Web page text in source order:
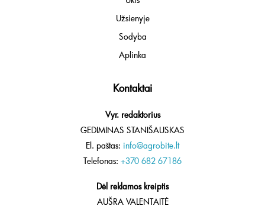
Užsienyje
Sodyba
Aplinka
Kontaktai
Vyr. redaktorius
GEDIMINAS STANIŠAUSKAS
El. paštas: info@agrobite.lt
Telefonas: +370 682 67186
Dėl reklamos kreiptis
AUŠRA VALENTAITĖ